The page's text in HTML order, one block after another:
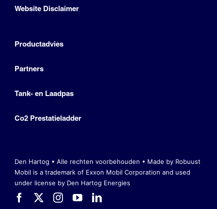
Website Disclaimer
Productadvies
Partners
Tank- en Laadpas
Co2 Prestatieladder
Den Hartog • Alle rechten voorbehouden • Made by Robuust
Mobil is a trademark of Exxon Mobil Corporation and used
under license by Den Hartog Energies